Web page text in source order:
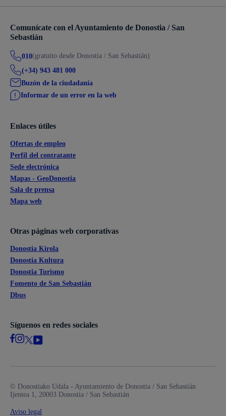
Comunícate con el Ayuntamiento de Donostia / San
Sebastián
010(gratuito desde Donostia / San Sebastián)
(+34) 943 481 000
Buzón de la ciudadanía
Informar de un error en la web
Enlaces útiles
Ofertas de empleo
Perfil del contratante
Sede electrónica
Mapas - GeoDonostia
Sala de prensa
Mapa web
Otras páginas web corporativas
Donostia Kirola
Donostia Kultura
Donostia Turismo
Fomento de San Sebastián
Dbus
Síguenos en redes sociales
© Donostiako Udala - Ayuntamiento de Donostia / San Sebastián
Ijentea 1, 20003 Donostia / San Sebastián
Aviso legal